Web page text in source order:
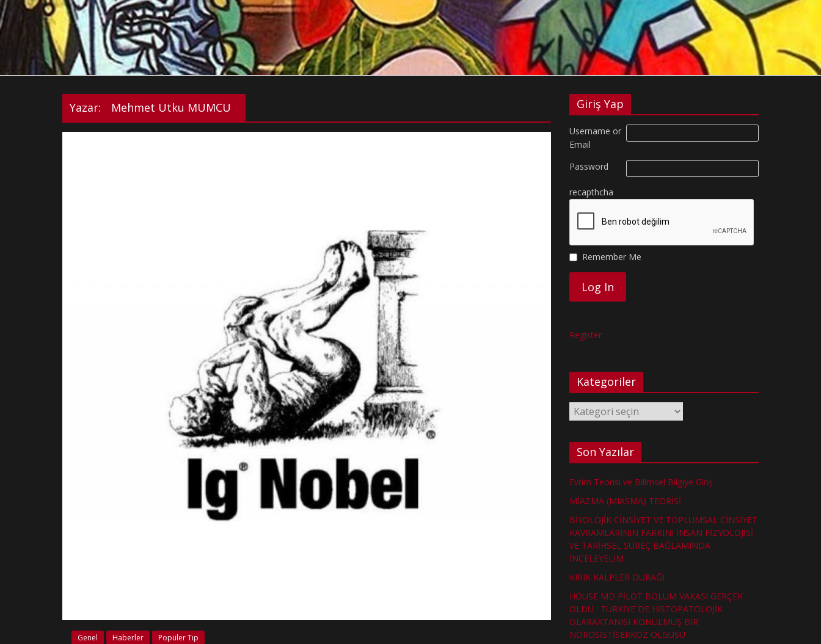
Yazar: Mehmet Utku MUMCU
Genel Haberler Popüler Tıp
Giriş Yap
Username or
Email
Password
recapthcha
Remember Me
Register
Kategoriler
Kategoriler
Son Yazılar
Evrim Teorisi ve Bilimsel Bilgiye Giriş
MİAZMA (MIASMA) TEORİSİ
BİYOLOJİK CİNSİYET VE TOPLUMSAL CİNSİYET
KAVRAMLARININ FARKINI İNSAN FİZYOLOJİSİ
VE TARİHSEL SÜREÇ BAĞLAMINDA
İNCELEYELİM
KIRIK KALPLER DURAĞI
HOUSE MD PİLOT BÖLÜM VAKASI GERÇEK
OLDU : TÜRKİYE´DE HİSTOPATOLOJİK
OLARAKTANISI KONULMUŞ BİR
NÖROSİSTİSERKOZ OLGUSU